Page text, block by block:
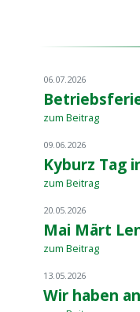
06.07.2026
zum Beitrag
09.06.2026
Kyburz Tag
zum Beitrag
20.05.2026
Mai Märt
zum Beitrag
13.05.2026
Wir haben